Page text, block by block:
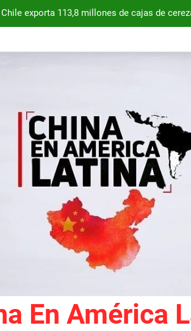
Chile exporta 113,8 millones de cajas de
Chile exporta 113,8 millones de cajas de
de Brasil: por qué la industria
2008, el déficit comercial acumulado de
En América